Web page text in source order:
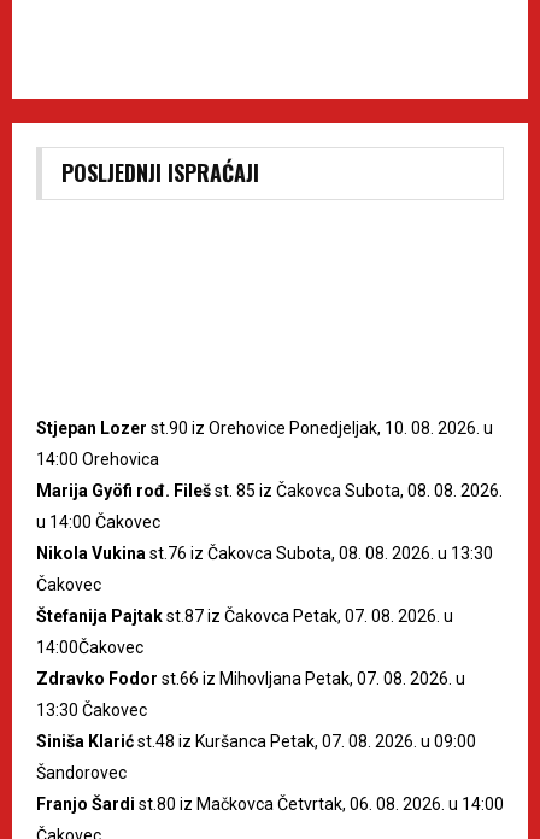
POSLJEDNJI ISPRAĆAJI
Stjepan Lozer st.90 iz Orehovice Ponedjeljak, 10. 08. 2026. u
14:00 Orehovica
Marija Gyöfi rođ. Filešst. 85 iz Čakovca Subota, 08. 08. 2026.
u 14:00 Čakovec
Nikola Vukinast.76 iz Čakovca Subota, 08. 08. 2026. u 13:30
Čakovec
Štefanija Pajtakst.87 iz Čakovca Petak, 07. 08. 2026. u
14:00Čakovec
Zdravko Fodor st.66 iz Mihovljana Petak, 07. 08. 2026. u
13:30 Čakovec
Siniša Klarićst.48 iz Kuršanca Petak, 07. 08. 2026. u 09:00
Šandorovec
Franjo Šardi st.80 iz Mačkovca Četvrtak, 06. 08. 2026. u 14:00